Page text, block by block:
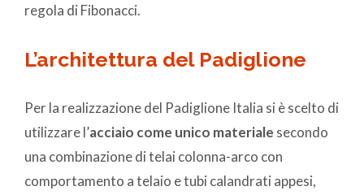
regola di Fibonacci.
L’architettura del Padiglione
Per la realizzazione del Padiglione Italia si è scelto di
utilizzare l’acciaio come unico materiale secondo
una combinazione di telai colonna-arco con
comportamento a telaio e tubi calandrati appesi,